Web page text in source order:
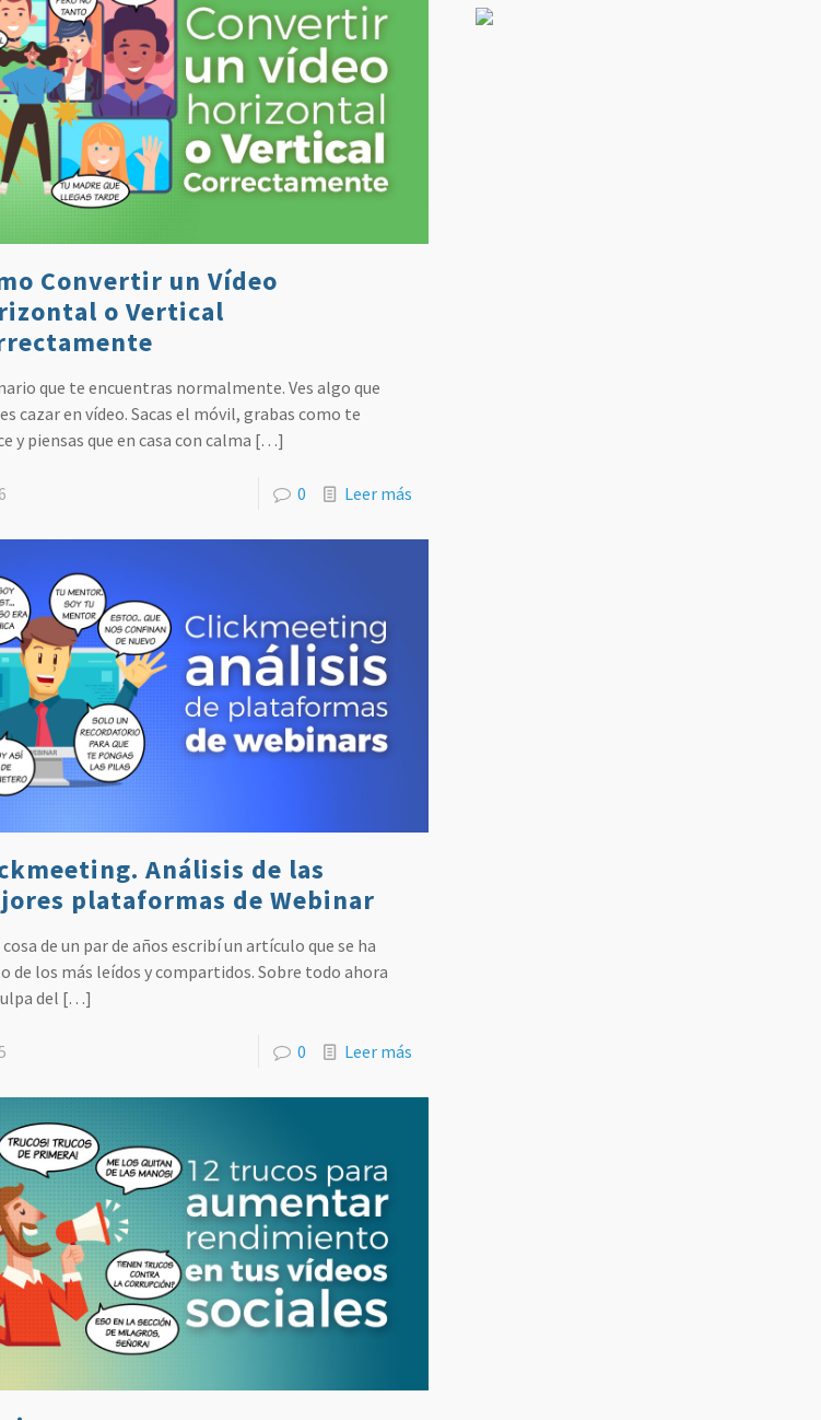
Convertir un Vídeo
o Vertical
que te encuentras normalmente. Ves algo que
cazar en vídeo. Sacas el móvil, grabas como te
y piensas que en casa con calma […]
0 Leer más
Análisis de las
plataformas de Webinar
cosa de un par de años escribí un artículo que se ha
de los más leídos y compartidos. Sobre todo ahora
del […]
0 Leer más